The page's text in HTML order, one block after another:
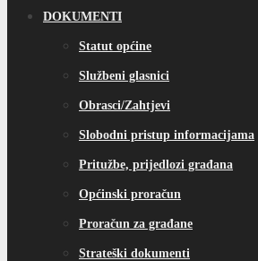
DOKUMENTI
Statut općine
Službeni glasnici
Obrasci/Zahtjevi
Slobodni pristup informacijama
Pritužbe, prijedlozi građana
Općinski proračun
Proračun za građane
Strateški dokumenti